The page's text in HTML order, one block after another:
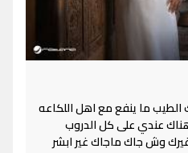
ما ينفع مع اهل اللكاعه
عندي على كل الدروب
وش جاك ماجاك غير ابشر